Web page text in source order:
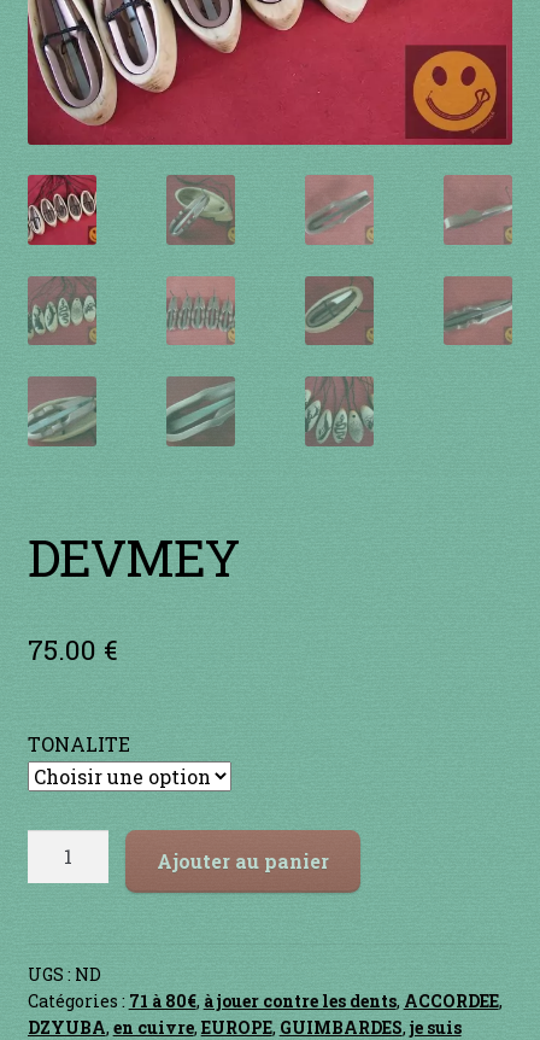
accordée
ACCUEIL
CERFS VOLANTS
Comment fabriquer une guimbarde….
Comment jouer de la guimbarde….
Conditions générales de ventes et mentions
Contact
en bois
en cuivre
en plastique
DEVMEY
75.00 €
TONALITE
quantité
Ajouter au panier
UGS : ND
Catégories : 71 à 80€, à jouer contre les dents, ACCORDEE,
DZYUBA,en cuivre,EUROPE, GUIMBARDES,je suis